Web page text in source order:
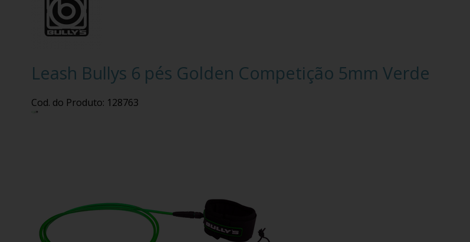
Leash Bullys 6 pés Golden Competição 5mm Verde
Cod. do Produto: 128763